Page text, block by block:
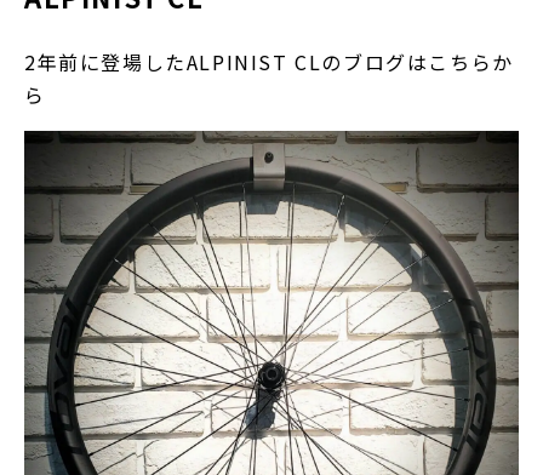
2年前に登場したALPINIST CLのブログはこちらか
ら